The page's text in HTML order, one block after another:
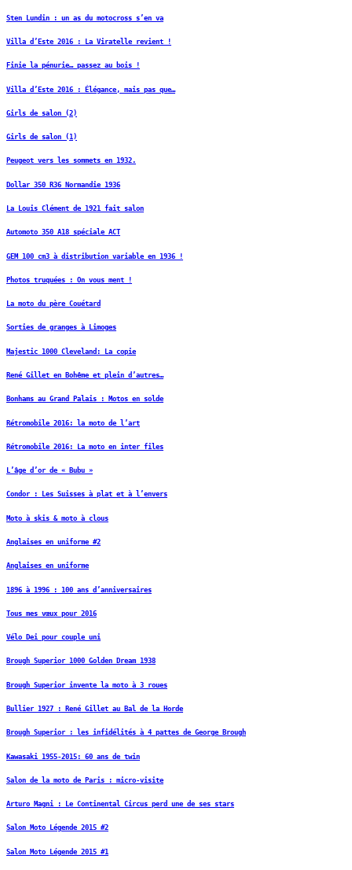
Sten Lundin : un as du motocross s’en va
Villa d’Este 2016 : La Viratelle revient !
Finie la pénurie… passez au bois !
Villa d’Este 2016 : Élégance, mais pas que…
Girls de salon (2)
Girls de salon (1)
Peugeot vers les sommets en 1932.
Dollar 350 R36 Normandie 1936
La Louis Clément de 1921 fait salon
Automoto 350 A18 spéciale ACT
GEM 100 cm3 à distribution variable en 1936 !
Photos truquées : On vous ment !
La moto du père Couétard
Sorties de granges à Limoges
Majestic 1000 Cleveland: La copie
René Gillet en Bohême et plein d’autres…
Bonhams au Grand Palais : Motos en solde
Rétromobile 2016: la moto de l’art
Rétromobile 2016: La moto en inter files
L’âge d’or de « Bubu »
Condor : Les Suisses à plat et à l’envers
Moto à skis & moto à clous
Anglaises en uniforme #2
Anglaises en uniforme
1896 à 1996 : 100 ans d’anniversaires
Tous mes vœux pour 2016
Vélo Dei pour couple uni
Brough Superior 1000 Golden Dream 1938
Brough Superior invente la moto à 3 roues
Bullier 1927 : René Gillet au Bal de la Horde
Brough Superior : les infidélités à 4 pattes de George Brough
Kawasaki 1955-2015: 60 ans de twin
Salon de la moto de Paris : micro-visite
Arturo Magni : Le Continental Circus perd une de ses stars
Salon Moto Légende 2015 #2
Salon Moto Légende 2015 #1